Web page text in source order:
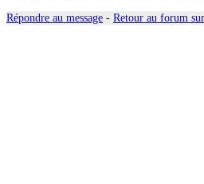
Répondre au message - Retour au forum